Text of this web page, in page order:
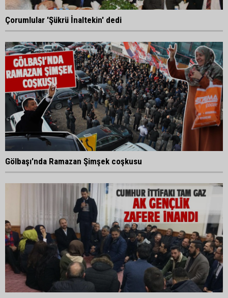
Çorumlular 'Şükrü İnaltekin' dedi
Gölbaşı'nda Ramazan Şimşek coşkusu